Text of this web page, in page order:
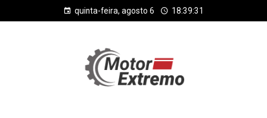
quinta-feira, agosto 6 18:39:32